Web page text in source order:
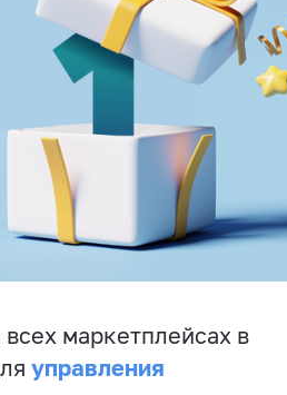
маркетплейсах в
управления